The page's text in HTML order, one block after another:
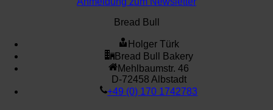
Bread Bull
Holger Türk
Bread Bull Bakery
Mehlbaumstr. 46
D-72458 Albstadt
+49 (0) 170 1742783